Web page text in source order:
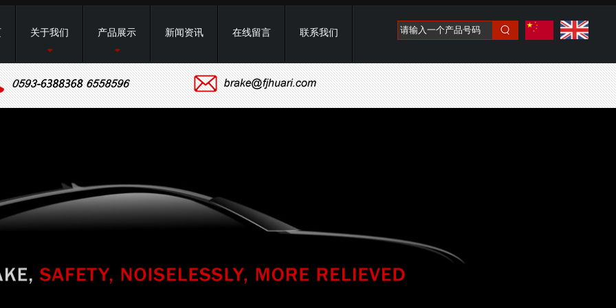
关于我们 产品展示 新闻资讯 在线留言 联系我们 请输入一个产品号码